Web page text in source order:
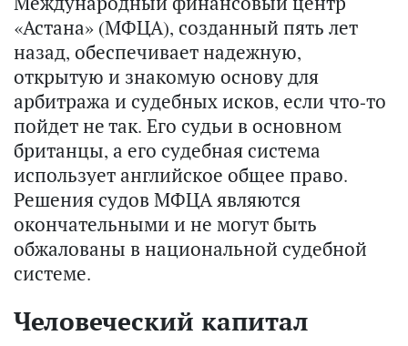
«Астана» (МФЦА), созданный пять лет
назад, обеспечивает надежную,
открытую и знакомую основу для
арбитража и судебных исков, если что-то
пойдет не так. Его судьи в основном
британцы, а его судебная система
использует английское общее право.
Решения судов МФЦА являются
окончательными и не могут быть
обжалованы в национальной судебной
системе.
Человеческий капитал